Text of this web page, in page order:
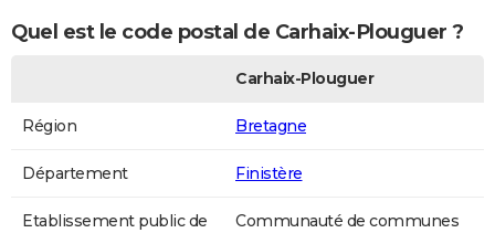
Quel est le code postal de Carhaix-Plouguer ?
Carhaix-Plouguer
Région Bretagne
Département Finistère
Etablissement public de
Communauté de communes